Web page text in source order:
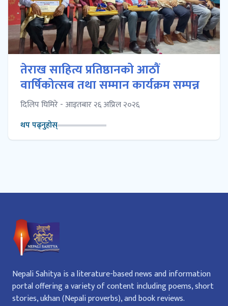
तेराख साहित्य प्रतिष्ठानको आठौं
वार्षिकोत्सब तथा सम्मान कार्यक्रम सम्पन्न
दिलिप घिमिरे - आइतबार २६ अप्रिल २०२६
थप पढ्नुहोस्
Nepali Sahitya is a literature-based news and information
portal offering a variety of content including poems, short
stories, ukhan (Nepali proverbs), and book reviews.